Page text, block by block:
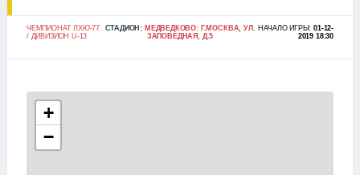
ЧЕМПИОНАТ ЛХЮ-77
/ ДИВИЗИОН U-13
СТАДИОН: МЕДВЕДКОВО: Г.МОСКВА, УЛ.
ЗАПОВЕДНАЯ, Д.5
НАЧАЛО ИГРЫ:01-12-
2019 18:30
+
−